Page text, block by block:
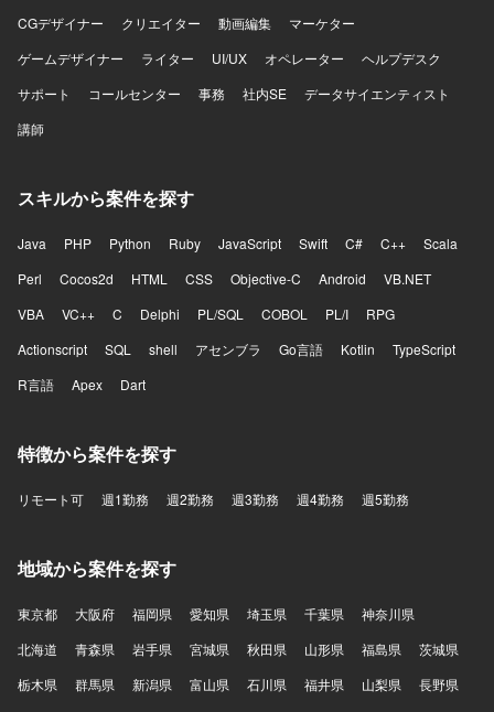
CGデザイナー
クリエイター 動画編集
マーケター
ゲームデザイナー
ライター UI/UX オペレーター
ヘルプデスク
サポート
コールセンター 事務 社内SE
データサイエンティスト
講師
スキルから案件を探す
Java PHP Python Ruby JavaScript Swift C# C++
Scala
Perl
Cocos2d HTML CSS Objective-C Android
VB.NET
VBA
VC++ C Delphi PL/SQL COBOL PL/I
RPG
Actionscript
SQL shell アセンブラ Go言語 Kotlin
TypeScript
R言語
Apex Dart
特徴から案件を探す
リモート可 週1勤務 週2勤務 週3勤務 週4勤務 週5勤務
地域から案件を探す
東京都 大阪府 福岡県 愛知県 埼玉県 千葉県
神奈川県
北海道
青森県 岩手県 宮城県 秋田県 山形県 福島県
茨城県
栃木県
群馬県 新潟県 富山県 石川県 福井県 山梨県
長野県